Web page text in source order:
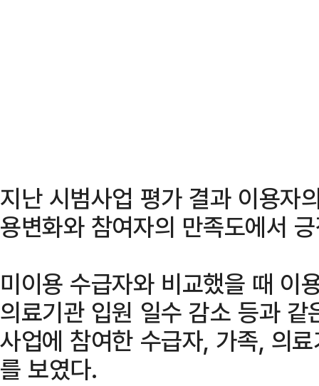
지난 시범사업 평가 결과 이용자
용변화와 참여자의 만족도에서
미이용 수급자와 비교했을 때 이
의료기관 입원 일수 감소 등과
사업에 참여한 수급자, 가족, 의
를 보였다.